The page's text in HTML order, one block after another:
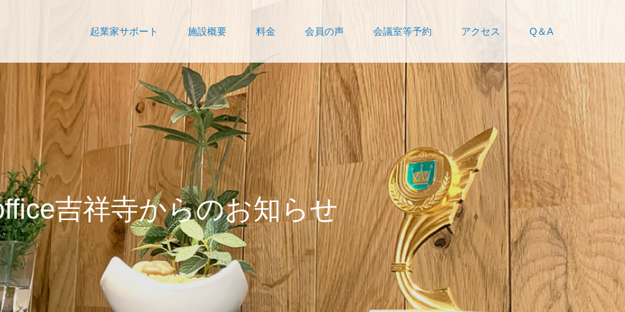
起業家サポート 施設概要 料金 会員の声 会議室等予約 アクセス Q＆A
ffice吉祥寺からのお知らせ